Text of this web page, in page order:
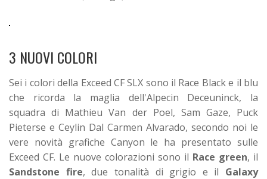
3 NUOVI COLORI
Sei i colori della Exceed CF SLX sono il Race Black e il blu
che ricorda la maglia dell'Alpecin Deceuninck, la
squadra di Mathieu Van der Poel, Sam Gaze, Puck
Pieterse e Ceylin Dal Carmen Alvarado, secondo noi le
vere novità grafiche Canyon le ha presentato sulle
Exceed CF. Le nuove colorazioni sono il Race green, il
Sandstone fire, due tonalità di grigio e il Galaxy